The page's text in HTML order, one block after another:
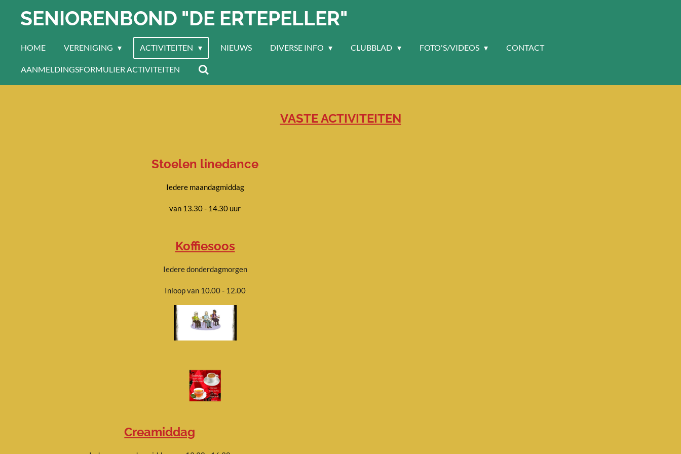
direct
hoofdinhoud
SENIORENBOND "DE ERTEPELLER"
HOME VERENIGING ACTIVITEITEN NIEUWS DIVERSE INFO CLUBBLAD FOTO'S/VIDEOS CONTACT
AANMELDINGSFORMULIER ACTIVITEITEN
VASTE ACTIVITEITEN
Stoelen linedance
Iedere maandagmiddag
van 13.30 - 14.30 uur
Koffiesoos
Iedere donderdagmorgen
Inloop van 10.00 - 12.00
Creamiddag